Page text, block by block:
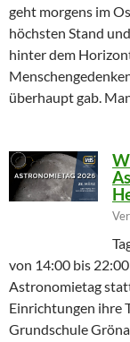
geht morgens im
höchsten Stand
hinter dem
überhaupt gab.
von 14:00 bis
Astronomietag
Einrichtungen ihre
Grundschule